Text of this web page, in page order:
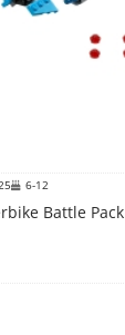
6-12
Battle Pack